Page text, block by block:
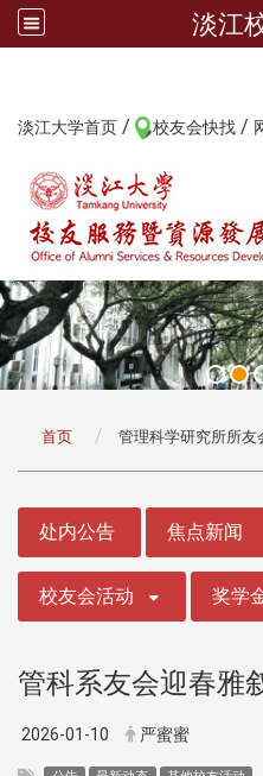
淡江
淡江大学首页 / 校友会快找 /
首页 管理科学研究所所友
处内公告 焦点新闻
校友会活动 奖学
管科系友会迎春雅
2026-01-10 严蜜蜜